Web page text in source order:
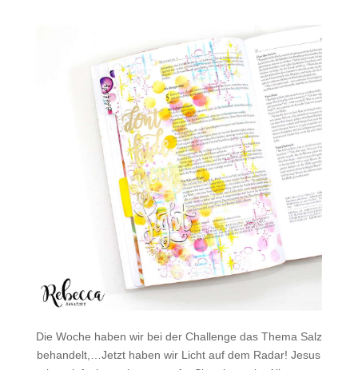
Die Woche haben wir bei der Challenge das Thema Salz
behandelt,…Jetzt haben wir Licht auf dem Radar! Jesus